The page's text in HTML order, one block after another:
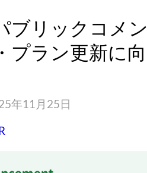
ブリックコメ
プラン更新に
年11月25日